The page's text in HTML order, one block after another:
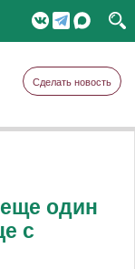
Сделать новость
один
с